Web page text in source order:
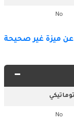
No
عن ميزة غير صحيحة
No